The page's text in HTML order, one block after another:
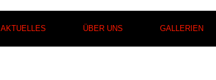
AKTUELLES ÜBER UNS GALLERIEN